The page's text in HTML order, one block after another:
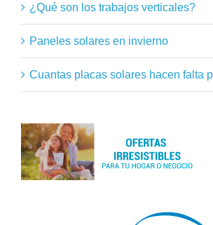
¿Qué son los trabajos verticales?
Paneles solares en invierno
Cuantas placas solares hacen falta